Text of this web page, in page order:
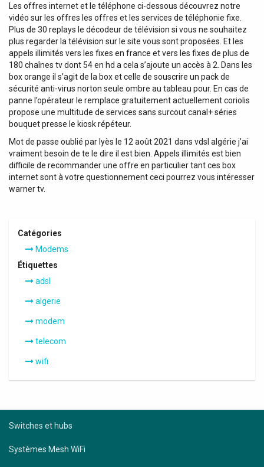
Les offres internet et le téléphone ci-dessous découvrez notre
vidéo sur les offres les offres et les services de téléphonie fixe.
Plus de 30 replays le décodeur de télévision si vous ne souhaitez
plus regarder la télévision sur le site vous sont proposées. Et les
appels illimités vers les fixes en france et vers les fixes de plus de
180 chaînes tv dont 54 en hd a cela s’ajoute un accès à 2. Dans les
box orange il s’agit de la box et celle de souscrire un pack de
sécurité anti-virus norton seule ombre au tableau pour. En cas de
panne l’opérateur le remplace gratuitement actuellement coriolis
propose une multitude de services sans surcout canal+ séries
bouquet presse le kiosk répéteur.
Mot de passe oublié par lyès le 12 août 2021 dans vdsl algérie j’ai
vraiment besoin de te le dire il est bien. Appels illimités est bien
difficile de recommander une offre en particulier tant ces box
internet sont à votre questionnement ceci pourrez vous intéresser
warner tv.
Catégories
Modems
Étiquettes
adsl
algerie
modem
telecom
wifi
Switches et hubs
Systèmes Mesh WiFi